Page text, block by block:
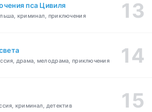
пса Цивиля
криминал, приключения
драма, мелодрама, приключения
криминал, детектив